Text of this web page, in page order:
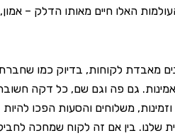
האלו חיים מאותו הדלק – אמון,
לקוחות, בדיוק כמו שחברת
גם פה וגם שם, כל דקה חשובה.
משלוחים והסעות הפכו להיות
בין אם זה לקוח שמחכה לחבילה